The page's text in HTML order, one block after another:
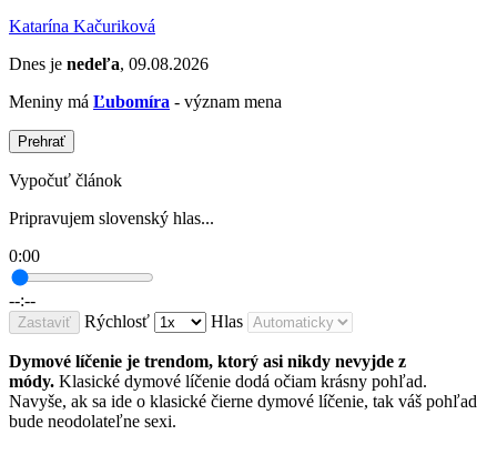
Katarína Kačuriková
Dnes je nedeľa, 09.08.2026
Meniny má Ľubomíra - význam mena
Prehrať
Vypočuť článok
Pripravujem slovenský hlas...
0:00
--:--
Zastaviť Rýchlosť Hlas
Dymové líčenie je trendom, ktorý asi nikdy nevyjde z
módy. Klasické dymové líčenie dodá očiam krásny pohľad.
Navyše, ak sa ide o klasické čierne dymové líčenie, tak váš pohľad
bude neodolateľne sexi.